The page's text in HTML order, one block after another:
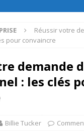
Réussir votre
pour convaincre
demande
: les clés
Billie Tucker